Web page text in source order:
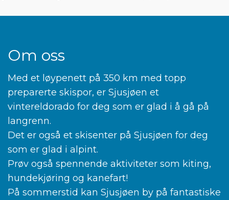
Om oss
Med et løypenett på 350 km med topp
preparerte skispor, er Sjusjøen et
vintereldorado for deg som er glad i å gå på
langrenn.
Det er også et skisenter på Sjusjøen for deg
som er glad i alpint.
Prøv også spennende aktiviteter som kiting,
hundekjøring og kanefart!
På sommerstid kan Sjusjøen by på fantastiske